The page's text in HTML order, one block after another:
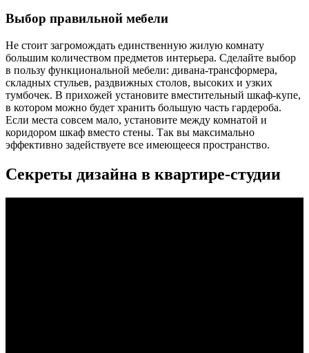
Выбор правильной мебели
Не стоит загромождать единственную жилую комнату
большим количеством предметов интерьера. Сделайте выбор
в пользу функциональной мебели: дивана-трансформера,
складных стульев, раздвижных столов, высоких и узких
тумбочек. В прихожей установите вместительный шкаф-купе,
в котором можно будет хранить большую часть гардероба.
Если места совсем мало, установите между комнатой и
коридором шкаф вместо стены. Так вы максимально
эффективно задействуете все имеющееся пространство.
Секреты дизайна в квартире-студии